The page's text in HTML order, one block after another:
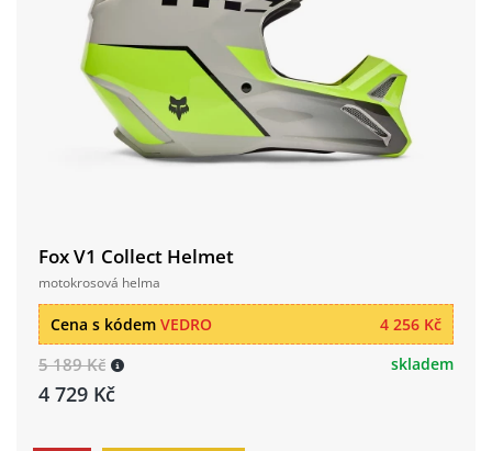
Fox V1 Collect Helmet
motokrosová helma
4 256 Kč
Cena s kódem VEDRO
5 189 Kč
4 729 Kč
skladem